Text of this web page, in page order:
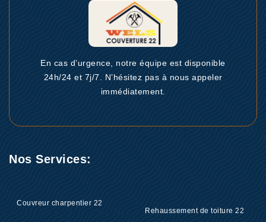
En cas d’urgence, notre équipe est disponible
24h/24 et 7j/7. N’hésitez pas à nous appeler
immédiatement.
Nos Services:
Couvreur charpentier 22
Rehaussement de toiture 22